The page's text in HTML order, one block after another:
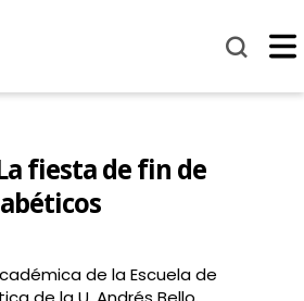
fiesta de fin de
de la Escuela de